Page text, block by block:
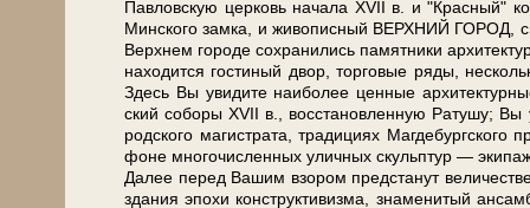
Павловскую цер­ковь на­ча­ла ХVII в. и "Крас­ный"
Мин­ско­го зам­ка, и жи­во­пис­ный ВЕРХНИЙ ГОРОД, с
Верх­нем го­ро­де со­хра­ни­лись па­мят­ни­ки
на­хо­дит­ся го­сти­ный двор, тор­го­вые ря­ды,
Здесь Вы уви­ди­те наи­бо­лее цен­ные
ский со­бо­ры ХVII в., вос­ста­нов­лен­ную Ратушу;
род­ско­го ма­ги­стра­та, тра­ди­ци­ях
фо­не мно­го­чис­лен­ных улич­ных скульп­тур —
Да­лее пе­ред Ва­шим взо­ром пред­ста­нут
зда­ния эпо­хи кон­ст­рук­ти­виз­ма, зна­ме­ни­тый